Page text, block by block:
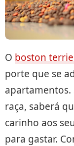
O boston
porte que se
apartamentos.
raça, saberá
carinho aos
para gastar.